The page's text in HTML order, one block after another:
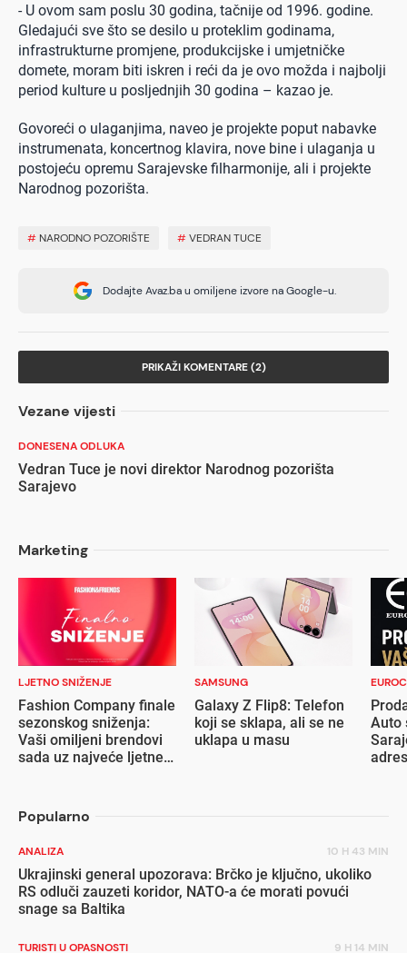
- U ovom sam poslu 30 godina, tačnije od 1996. godine.
Gledajući sve što se desilo u proteklim godinama,
infrastrukturne promjene, produkcijske i umjetničke
domete, moram biti iskren i reći da je ovo možda i najbolji
period kulture u posljednjih 30 godina – kazao je.
Govoreći o ulaganjima, naveo je projekte poput nabavke
instrumenata, koncertnog klavira, nove bine i ulaganja u
postojeću opremu Sarajevske filharmonije, ali i projekte
Narodnog pozorišta.
# NARODNO POZORIŠTE #VEDRAN TUCE
Dodajte Avaz.ba u omiljene izvore na Google-u.
PRIKAŽI KOMENTARE (2)
Vezane vijesti
DONESENA ODLUKA
Vedran Tuce je novi direktor Narodnog pozorišta
Sarajevo
Marketing
LJETNO SNIŽENJE
Fashion Company finale
sezonskog sniženja:
Vaši omiljeni brendovi
sada uz najveće ljetne
SAMSUNG
Galaxy Z Flip8: Telefon
koji se sklapa, ali se ne
uklapa u masu
Auto
Popularno
ANALIZA 10 H 43 MIN
Ukrajinski general upozorava: Brčko je ključno, ukoliko
RS odluči zauzeti koridor, NATO-a će morati povući
snage sa Baltika
TURISTI U OPASNOSTI 9 H 14 MIN